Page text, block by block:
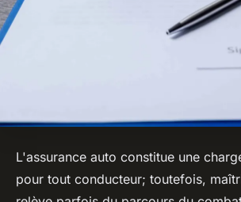
L'assurance auto constitue une
pour tout conducteur; toutefois,